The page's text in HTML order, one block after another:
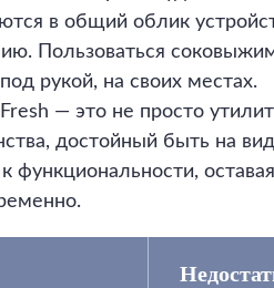
в общий облик
Пользоваться
рукой, на своих местах.
— это не просто
достойный быть на
функциональности,